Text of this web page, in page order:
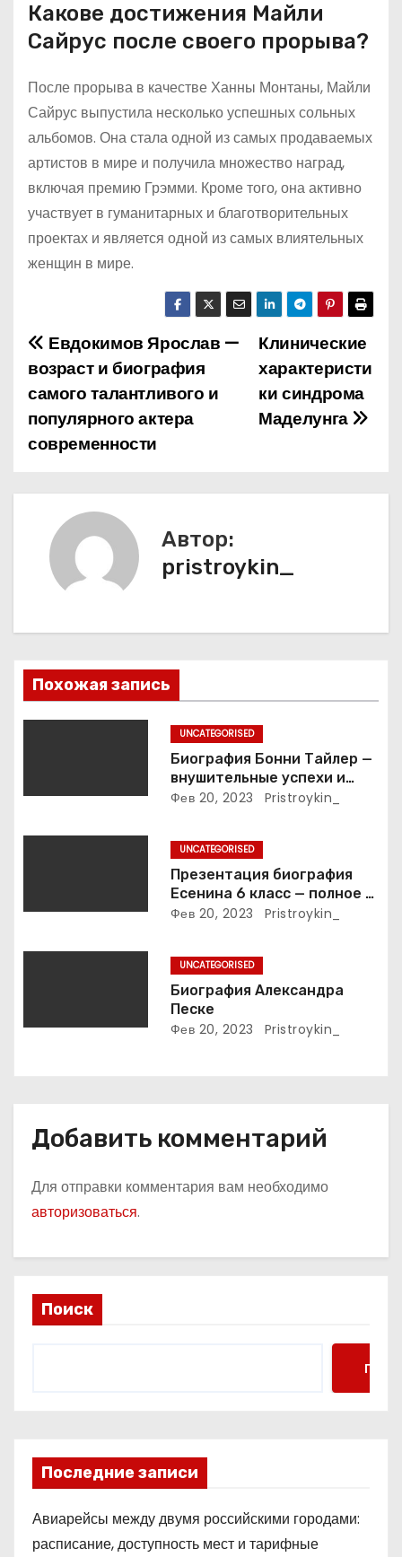
Какове достижения Майли
Сайрус после своего прорыва?
После прорыва в качестве Ханны Монтаны, Майли
Сайрус выпустила несколько успешных сольных
альбомов. Она стала одной из самых продаваемых
артистов в мире и получила множество наград,
включая премию Грэмми. Кроме того, она активно
участвует в гуманитарных и благотворительных
проектах и является одной из самых влиятельных
женщин в мире.
Н
а
в
г
п
о
а
п
с
я
Клинические
характеристи
ки синдрома
Маделунга
Евдокимов Ярослав —
возраст и биография
самого талантливого и
популярного актера
современности
Автор:
pristroykin_
Похожая запись
UNCATEGORISED
Биография Бонни Тайлер —
внушительные успехи и
интимные подробности
Фев 20, 2023 Pristroykin_
UNCATEGORISED
Презентация биография
Есенина 6 класс — полное и
подробное описание жизни
Фев 20, 2023 Pristroykin_
UNCATEGORISED
Биография Александра
Песке
Фев 20, 2023 Pristroykin_
Добавить комментарий
Для отправки комментария вам необходимо
авторизоваться.
Поиск
Поиск
Последние записи
Авиарейсы между двумя российскими городами:
расписание, доступность мест и тарифные